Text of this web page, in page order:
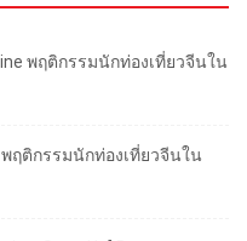
พฤติกรรมนักท่องเที่ยวจีนใน
ฤติกรรมนักท่องเที่ยวจีนใน